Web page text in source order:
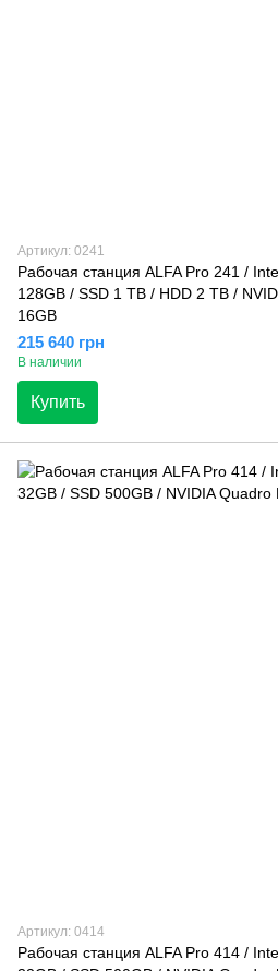
Артикул: 0241
Рабочая станция ALFA Pro 241 /
128GB / SSD 1 TB / HDD 2 TB /
16GB
215 640 грн
В наличии
Купить
Артикул: 0414
Рабочая станция ALFA Pro 414 /